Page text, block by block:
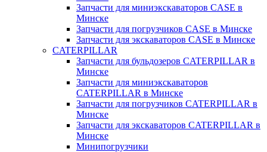
Запчасти для миниэкскаваторов CASE в
Минске
Запчасти для погрузчиков CASE в Минске
Запчасти для экскаваторов CASE в Минске
CATERPILLAR
Запчасти для бульдозеров CATERPILLAR в
Минске
Запчасти для миниэкскаваторов
CATERPILLAR в Минске
Запчасти для погрузчиков CATERPILLAR в
Минске
Запчасти для экскаваторов CATERPILLAR в
Минскe
Минипогрузчики